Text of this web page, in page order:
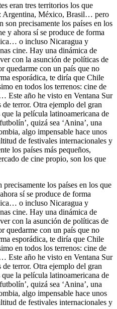
eran tres territorios los que
Argentina, México, Brasil… pero
son precisamente los países en los
y ahora sí se produce de forma
o incluso Nicaragua y
cine. Hay una dinámica de
con la asunción de políticas de
quedarme con un país que no
esporádica, te diría que Chile
en todos los terrenos: cine de
Este año he visto en Ventana Sur
terror. Otra ejemplo del gran
la película latinoamericana de
quizá sea ‘Anina’, una
algo impensable hace unos
de festivales internacionales y
los países más pequeños,
de cine propio, son los que
los países en los que
sí se produce de forma
o incluso Nicaragua y
cine. Hay una dinámica de
con la asunción de políticas de
quedarme con un país que no
esporádica, te diría que Chile
en todos los terrenos: cine de
Este año he visto en Ventana Sur
terror. Otra ejemplo del gran
la película latinoamericana de
quizá sea ‘Anina’, una
algo impensable hace unos
de festivales internacionales y